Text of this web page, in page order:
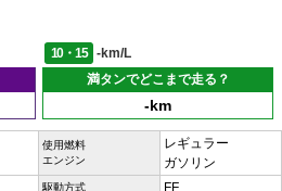
10・15
-km/L
満タンでどこまで走る？
-km
使用燃料
エンジン
レギュラー
ガソリン
駆動方式